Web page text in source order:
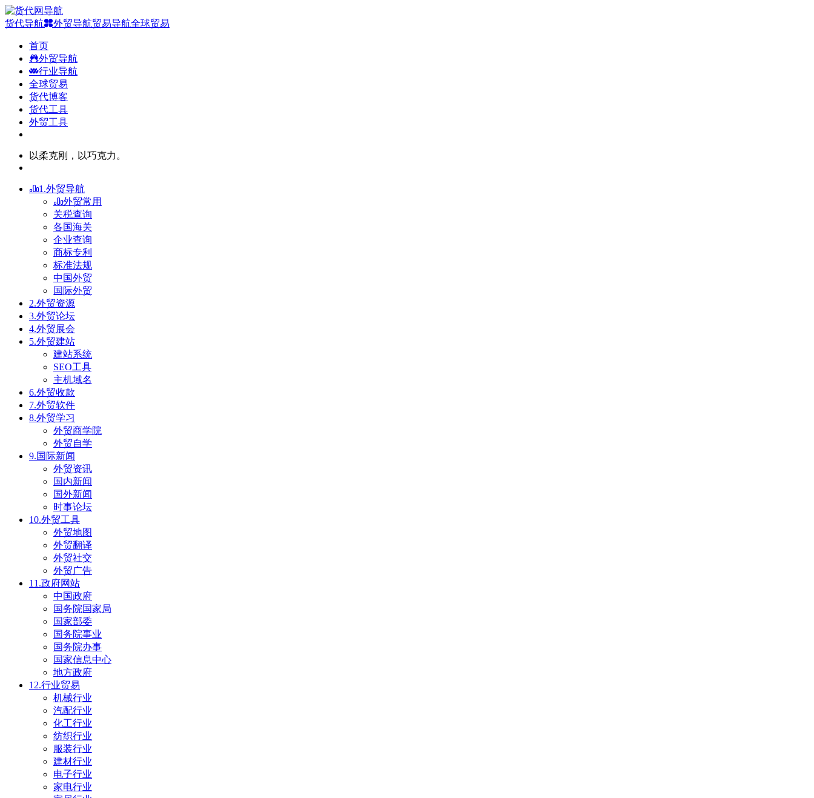
货代导航 外贸导航贸易导航全球贸易
首页
外贸导航
行业导航
全球贸易
货代博客
货代工具
外贸工具
以柔克刚，以巧克力。
1.外贸导航
外贸常用
关税查询
各国海关
企业查询
商标专利
标准法规
中国外贸
国际外贸
2.外贸资源
3.外贸论坛
4.外贸展会
5.外贸建站
建站系统
SEO工具
主机域名
6.外贸收款
7.外贸软件
8.外贸学习
外贸商学院
外贸自学
9.国际新闻
外贸资讯
国内新闻
国外新闻
时事论坛
10.外贸工具
外贸地图
外贸翻译
外贸社交
外贸广告
11.政府网站
中国政府
国务院国家局
国家部委
国务院事业
国务院办事
国家信息中心
地方政府
12.行业贸易
机械行业
汽配行业
化工行业
纺织行业
服装行业
建材行业
电子行业
家电行业